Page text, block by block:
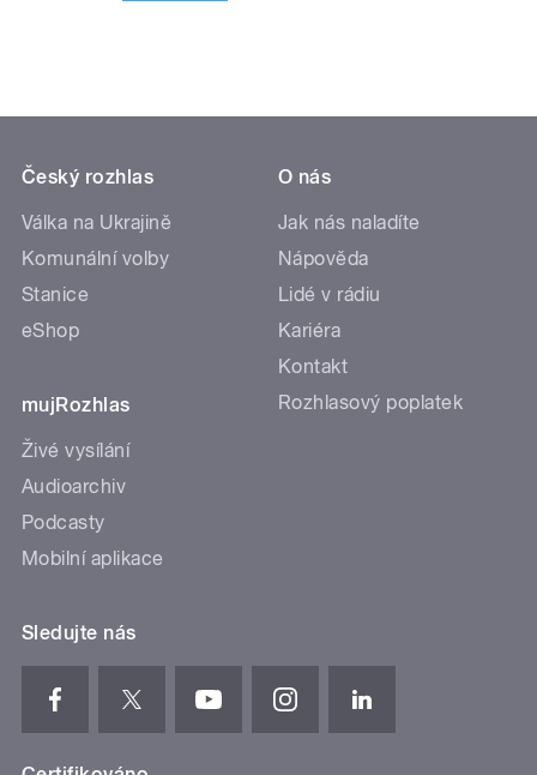
Český rozhlas
Válka na Ukrajině
Komunální volby
Stanice
eShop
mujRozhlas
Živé vysílání
Audioarchiv
Podcasty
Mobilní aplikace
O nás
Jak nás naladíte
Nápověda
Lidé v rádiu
Kariéra
Kontakt
Rozhlasový poplatek
Sledujte nás